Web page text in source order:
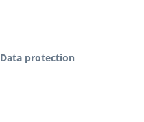
Data protection